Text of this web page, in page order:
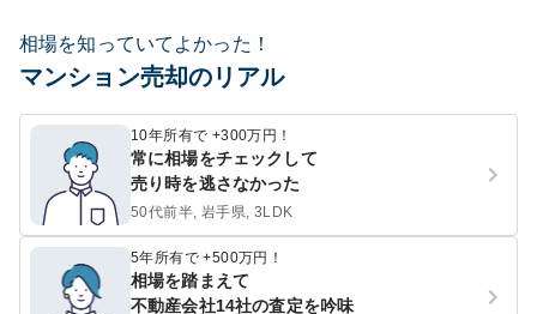
相場を知っていてよかった！
マンション売却のリアル
10年所有で +300万円！
常に相場をチェックして
売り時を逃さなかった
50代前半, 岩手県, 3LDK
5年所有で +500万円！
相場を踏まえて
不動産会社14社の査定を吟味